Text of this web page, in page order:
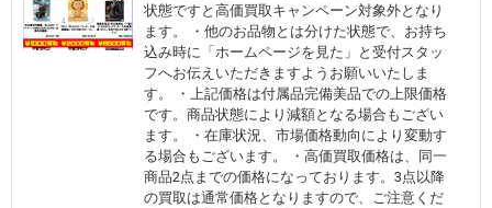
状態ですと高価買取キャンペーン対象外となり
ます。 ・他のお品物とは分けた状態で、お持ち
込み時に「ホームページを見た」と受付スタッ
フへお伝えいただきますようお願いいたしま
す。 ・上記価格は付属品完備美品での上限価格
です。商品状態により減額となる場合もござい
ます。 ・在庫状況、市場価格動向により変動す
る場合もございます。 ・高価買取価格は、同一
商品2点までの価格になっております。3点以降
の買取は通常価格となりますので、ご注意くだ